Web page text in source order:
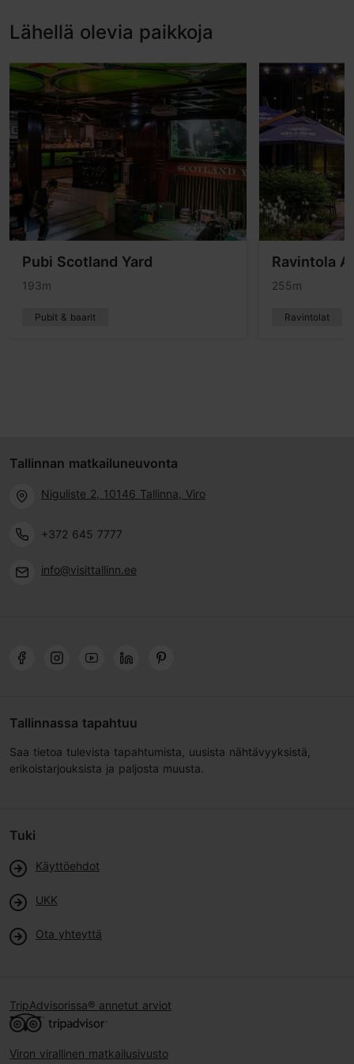
Lähellä olevia paikkoja
Pubi Scotland Yard
193m
Pubit & baarit
Ravintola
255m
Ravintolat
Tallinnan matkailuneuvonta
Niguliste 2, 10146 Tallinna, Viro
+372 645 7777
info@visittallinn.ee
Tallinnassa tapahtuu
Saa tietoa tulevista tapahtumista, uusista nähtävyyksistä,
erikoistarjouksista ja paljosta muusta.
Tuki
Käyttöehdot
UKK
Ota yhteyttä
TripAdvisorissa® annetut arviot
Viron virallinen matkailusivusto